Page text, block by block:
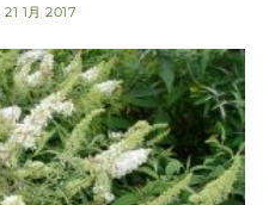
21 1月 2017